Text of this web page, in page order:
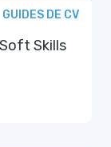
GUIDES DE CV
Skills